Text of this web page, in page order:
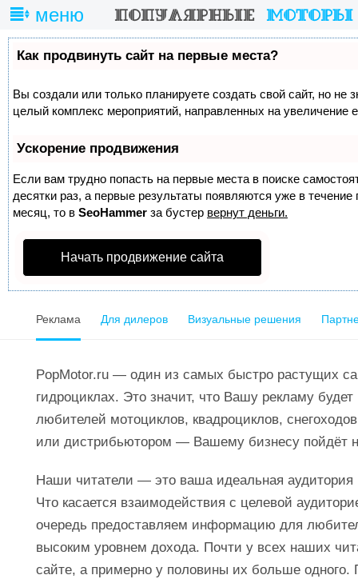
меню
Как продвинуть сайт на первые места?
Вы создали или только планируете создать свой сайт, но не
целый комплекс мероприятий, направленных на увеличение
Ускорение продвижения
Если вам трудно попасть на первые места в поиске
десятки раз, а первые результаты появляются уже в
месяц, то в SeoHammer за бустер вернут деньги.
Начать продвижение сайта
Реклама Для дилеров Визуальные решения
PopMotor.ru — один из самых быстро растущих
гидроциклах. Это значит, что Вашу рекламу
любителей мотоциклов, квадроциклов,
или дистрибьютором — Вашему бизнесу пойдёт
Наши читатели — это ваша идеальная аудитория
Что касается взаимодействия с целевой
очередь предоставляем информацию для
высоким уровнем дохода. Почти у всех наших
сайте, а примерно у половины их больше